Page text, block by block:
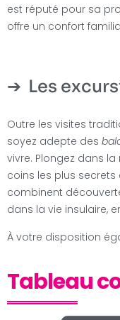
est réputé pour sa
offre un confort
Les
Outre les visites
soyez adepte des
vivre. Plongez dans
coins les plus
combinent
dans la vie insulaire,
À votre disposition
Tableau